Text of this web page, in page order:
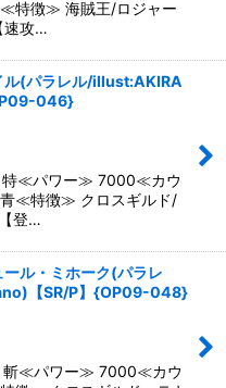
徴≫ 海賊王/ロジャー
速攻…
ル(パラレル/illust:AKIRA
046}
≪パワー≫ 7000≪カウ
≪特徴≫ クロスギルド/
登…
ール・ミホーク(パラレ
【SR/P】{OP09-048}
≪パワー≫ 7000≪カウ